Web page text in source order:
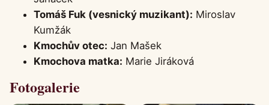
Tomáš Fuk (vesnický muzikant): Miroslav
Kumžák
Kmochův otec: Jan Mašek
Kmochova matka: Marie Jiráková
Fotogalerie